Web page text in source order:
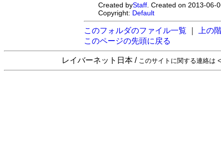
Created byStaff . Created on 2013-
Copyright: Default
このフォルダのファイル一覧
上の
このページの先頭に戻る
レイバーネット日本 / このサイトに関する連絡は